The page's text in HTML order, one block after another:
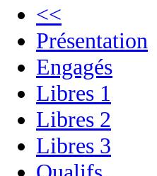
<<
Présentation
Engagés
Libres 1
Libres 2
Libres 3